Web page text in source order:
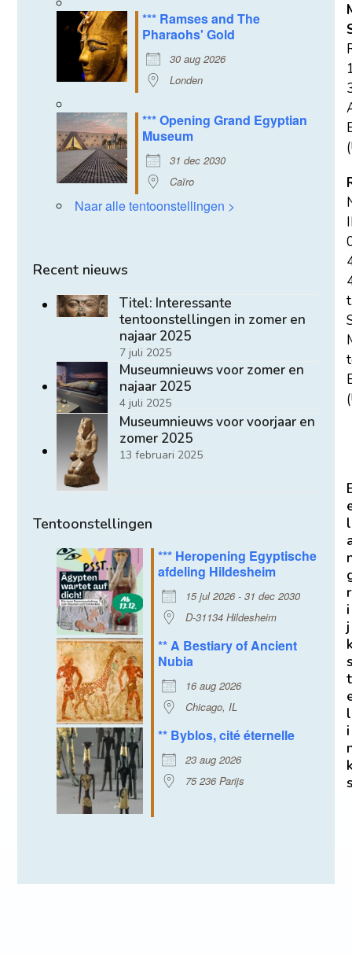
*** Ramses and The
Pharaohs' Gold
30 aug 2026
Londen
*** Opening Grand Egyptian
Museum
31 dec 2030
Caïro
Naar alle tentoonstellingen >
Recent nieuws
Titel: Interessante
tentoonstellingen in zomer en
najaar 2025
7 juli 2025
Museumnieuws voor zomer en
najaar 2025
4 juli 2025
Museumnieuws voor voorjaar en
zomer 2025
13 februari 2025
Tentoonstellingen
*** Heropening Egyptische
afdeling Hildesheim
15 jul 2026 - 31 dec 2030
D-31134 Hildesheim
** A Bestiary of Ancient
Nubia
16 aug 2026
Chicago, IL
** Byblos, cité éternelle
23 aug 2026
75 236 Parijs
l
r
i
j
t
l
i